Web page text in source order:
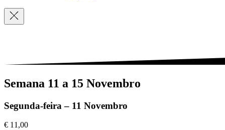
Navigation
Semana 11 a 15 Novembro
Segunda-feira – 11 Novembro
€ 11,00